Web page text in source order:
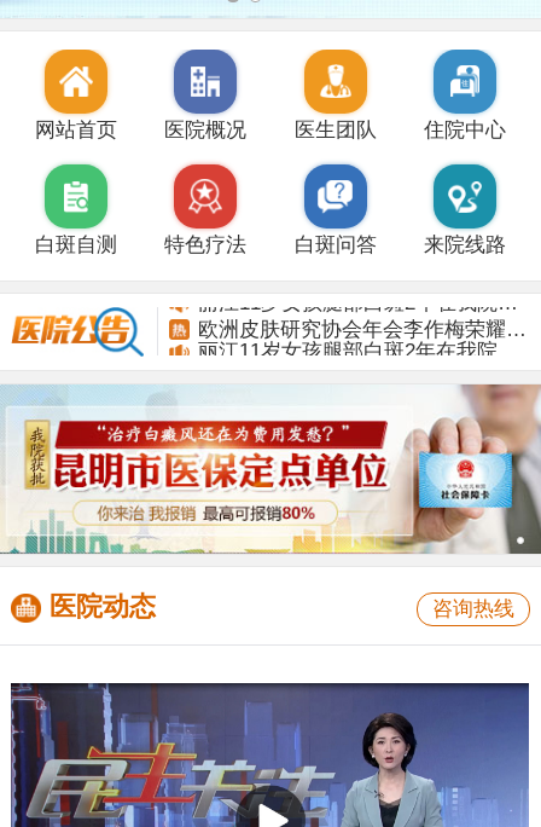
网站首页 医院概况 医生团队 住院中心
白斑自测 特色疗法 白斑问答 来院线路
丽江11岁女孩腿部白斑2年在我院康复
欧洲皮肤研究协会年会李作梅荣耀而归
丽江11岁女孩腿部白斑2年在我院康复
欧洲皮肤研究协会年会李作梅荣耀而归
咨询热线
医院动态